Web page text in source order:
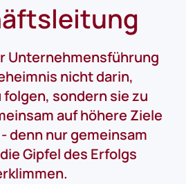
Unternehmensführung
nicht darin,
sondern sie zu
auf höhere Ziele
denn nur gemeinsam
Gipfel des Erfolgs